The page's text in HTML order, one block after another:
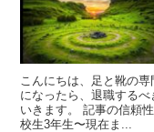
こんにちは、足と靴の
になったら、退職する
いきます。 記事の信頼
校生3年生〜現在ま...